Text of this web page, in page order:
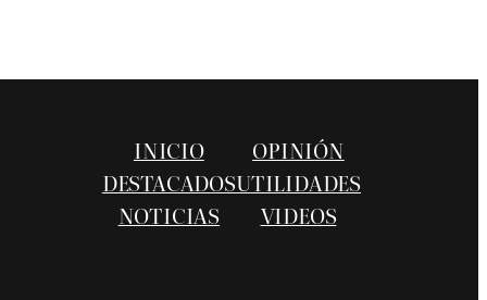
INICIO
DESTACADOS
NOTICIAS
OPINIÓN
UTILIDADES
VIDEOS